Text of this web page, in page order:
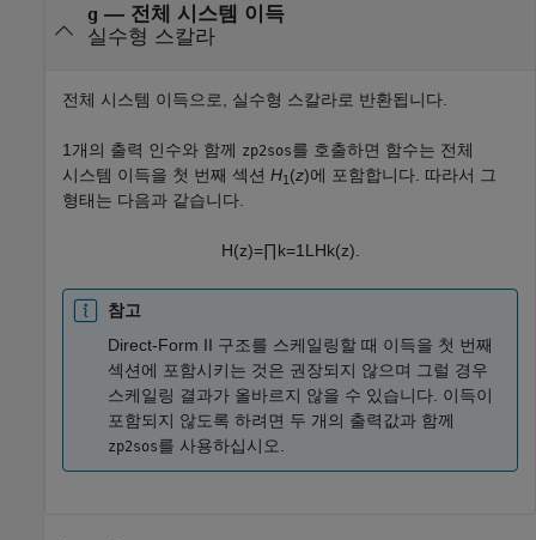
g — 전체 시스템 이득
실수형 스칼라
전체 시스템 이득으로, 실수형 스칼라로 반환됩니다.
1개의 출력 인수와 함께 zp2sos를 호출하면 함수는 전체
시스템 이득을 첫 번째 섹션 H1 (z)에 포함합니다. 따라서 그
형태는 다음과 같습니다.
H(z)=∏k=1 L Hk(z)
참고
Direct-Form II 구조를 스케일링할 때 이득을 첫 번째
섹션에 포함시키는 것은 권장되지 않으며 그럴 경우
스케일링 결과가 올바르지 않을 수 있습니다. 이득이
포함되지 않도록 하려면 두 개의 출력값과 함께
zp2sos를 사용하십시오.